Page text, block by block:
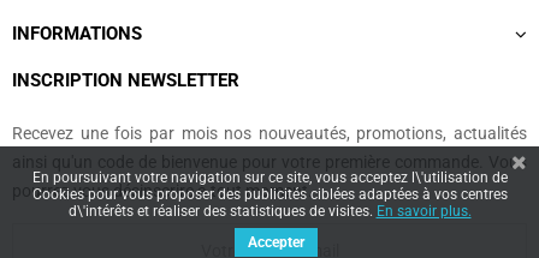
INFORMATIONS
INSCRIPTION NEWSLETTER
Recevez une fois par mois nos nouveautés, promotions, actualités
ainsi qu'un code de bienvenue pour votre première commande. Vous
pourrez vous désinscrire à tout moment.
En poursuivant votre navigation sur ce site, vous acceptez l\'utilisation de
Cookies pour vous proposer des publicités ciblées adaptées à vos centres
d\'intérêts et réaliser des statistiques de visites. En savoir plus.
Accepter